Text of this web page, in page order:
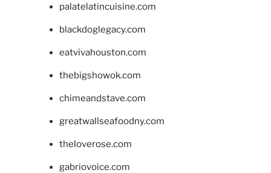
palatelatincuisine.com
blackdoglegacy.com
eatvivahouston.com
thebigshowok.com
chimeandstave.com
greatwallseafoodny.com
theloverose.com
gabriovoice.com